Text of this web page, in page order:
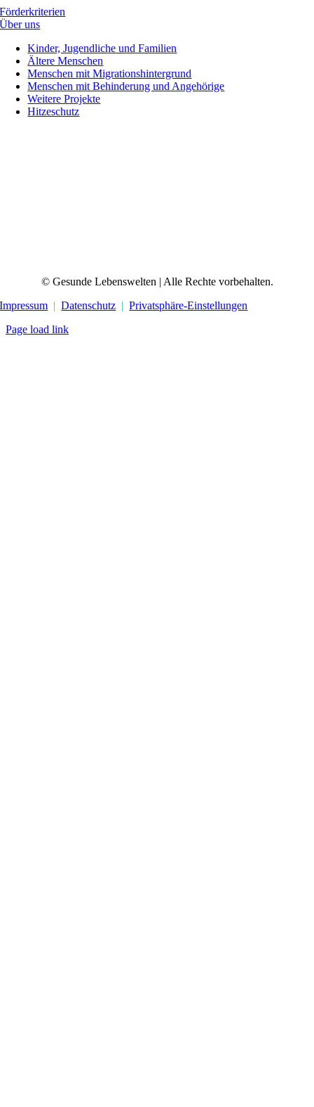
Förderkriterien
Über uns
Kinder, Jugendliche und Familien
Ältere Menschen
Menschen mit Migrationshintergrund
Menschen mit Behinderung und Angehörige
Weitere Projekte
Hitzeschutz
© Gesunde Lebenswelten | Alle Rechte vorbehalten.
Impressum |Datenschutz |Privatsphäre-Einstellungen
Page load link